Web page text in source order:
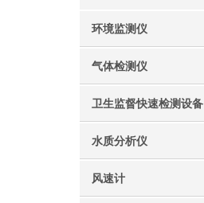
环境监测仪
气体检测仪
卫生监督快速检测设备
水质分析仪
风速计